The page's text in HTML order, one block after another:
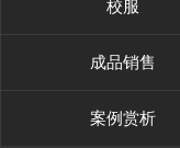
校服
成品销售
案例赏析